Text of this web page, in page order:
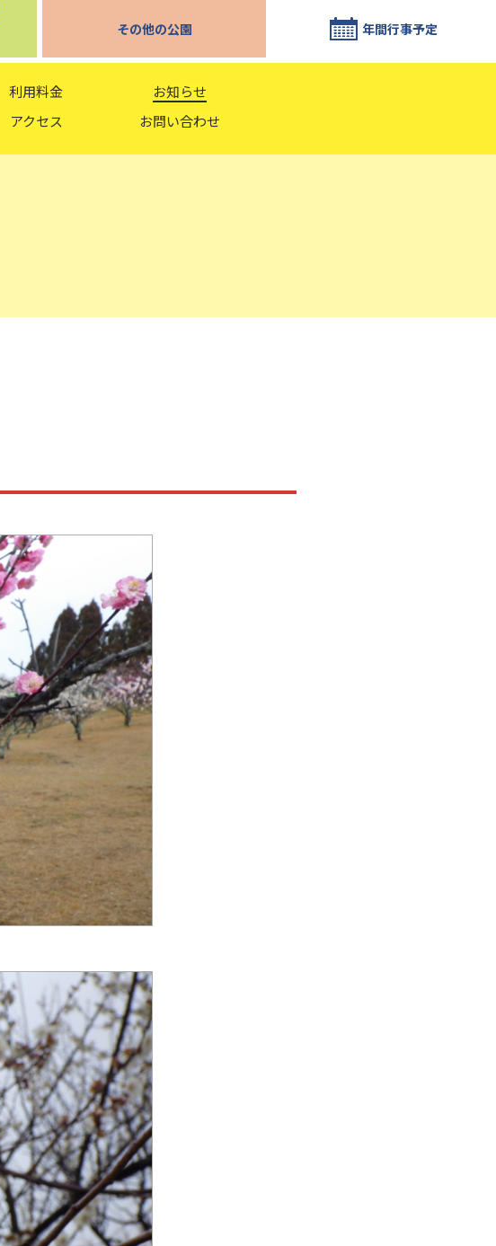
利用料金
お知らせ
アクセス お問い合わせ
その他の公園 年間行事予定